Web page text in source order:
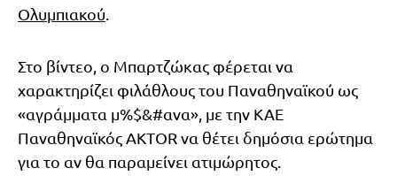
Ολυμπιακού
Στο βίντεο, ο Μπαρτζώκας φέρεται να
χαρακτηρίζει φιλάθλους του Παναθηναϊκού ως
«αγράμματα μ%$&#ανα», με την ΚΑΕ
Παναθηναϊκός AKTOR να θέτει δημόσια ερώτημα
για το αν θα παραμείνει ατιμώρητος.